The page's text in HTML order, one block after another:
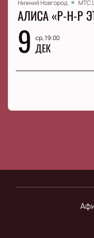
Нижний Новгород МТС
АЛИСА «Р-Н-Р
9 ср, 19:00
ДЕК